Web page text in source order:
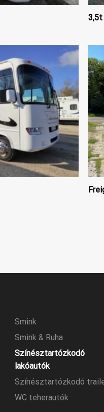
3,5t
Smink
Smink & Ruha
Színésztartózkodó
lakóautók
Színésztartózkodó
WC teherautók